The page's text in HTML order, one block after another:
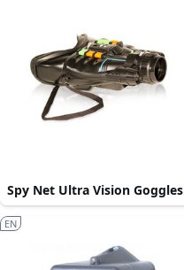
Spy Net Ultra Vision Goggles
EN